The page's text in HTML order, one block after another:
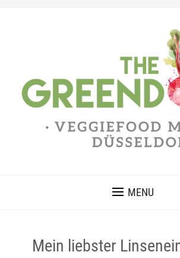
MENU
Mein liebster